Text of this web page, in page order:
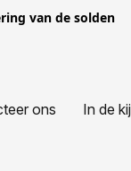
van de solden
ons In de